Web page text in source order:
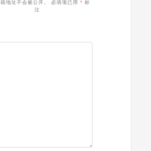
地址不会被公开。 必填项已用 * 标
注